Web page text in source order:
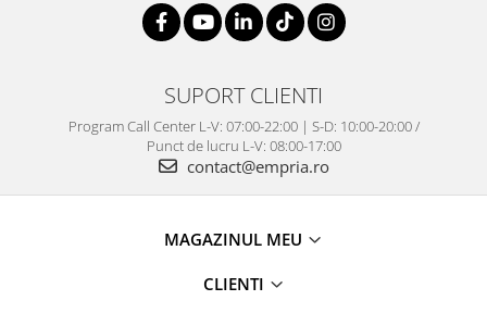
SUPORT CLIENTI
Program Call Center L-V: 07:00-22:00 | S-D: 10:00-20:00 /
Punct de lucru L-V: 08:00-17:00
contact@empria.ro
MAGAZINUL MEU
CLIENTI